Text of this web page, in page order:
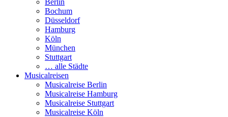
Berlin
Bochum
Düsseldorf
Hamburg
Köln
München
Stuttgart
… alle Städte
Musicalreisen
Musicalreise Berlin
Musicalreise Hamburg
Musicalreise Stuttgart
Musicalreise Köln